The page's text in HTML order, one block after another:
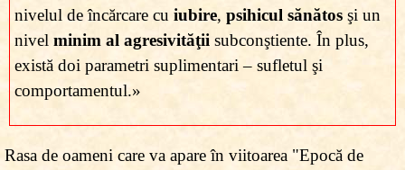
nivelul de încărcare cu iubire, psihicul sănătosşi un
nivel minim al agresivităţii subconştiente. În plus,
există doi parametri suplimentari – sufletul şi
comportamentul.»
Rasa de oameni care va apare în viitoarea "Epocă de